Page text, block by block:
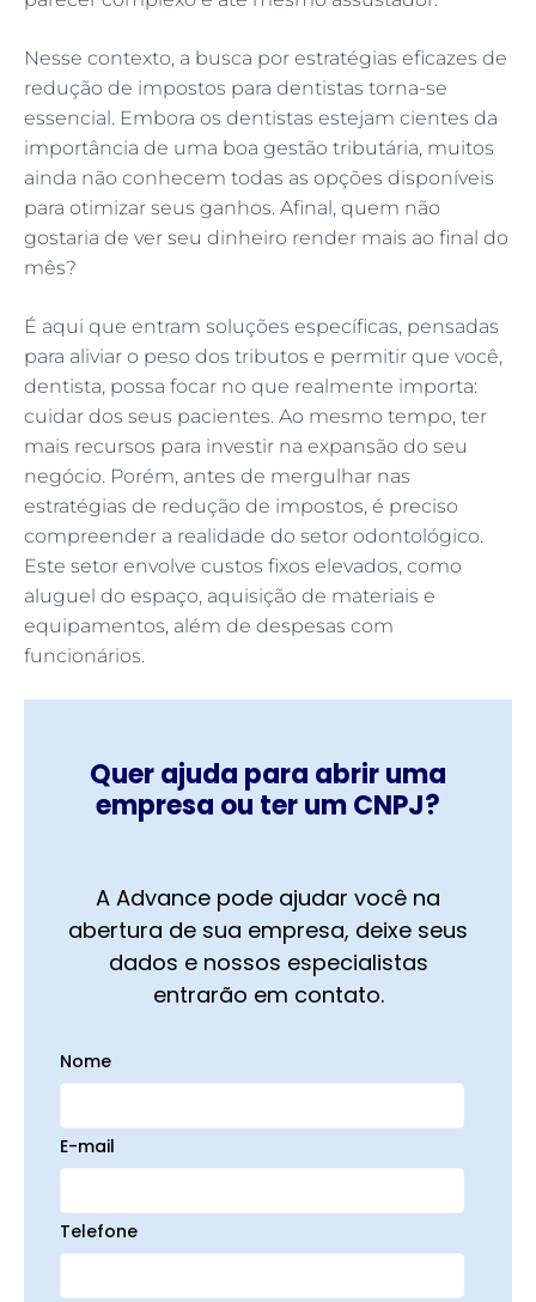
Nesse contexto, a busca por estratégias eficazes de
redução de impostos para dentistas torna-se
essencial. Embora os dentistas estejam cientes da
importância de uma boa gestão tributária, muitos
ainda não conhecem todas as opções disponíveis
para otimizar seus ganhos. Afinal, quem não
gostaria de ver seu dinheiro render mais ao final do
mês?
É aqui que entram soluções específicas, pensadas
para aliviar o peso dos tributos e permitir que você,
dentista, possa focar no que realmente importa:
cuidar dos seus pacientes. Ao mesmo tempo, ter
mais recursos para investir na expansão do seu
negócio. Porém, antes de mergulhar nas
estratégias de redução de impostos, é preciso
compreender a realidade do setor odontológico.
Este setor envolve custos fixos elevados, como
aluguel do espaço, aquisição de materiais e
equipamentos, além de despesas com
funcionários.
Quer ajuda para abrir uma
empresa ou ter um CNPJ?
A Advance pode ajudar você na
abertura de sua empresa, deixe seus
dados e nossos especialistas
entrarão em contato.
Nome
E-mail
Telefone